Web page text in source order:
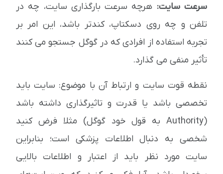
سرعت سایت: هرچه سرعت بارگذاری سایت، چه در
تلفن و چه روی دسکتاپ، کندتر باشد، این امر بر
تجربه استفاده از افرادی که در گوگل جستجو می کنند
تأثیر منفی می گذارد.
نقطه قوت سایت و ارتباط آن با موضوع: سایت باید
تخصصی باشد یا قدرت و تاثیرگذاری داشته باشد
(Authority به قول خود گوگل) مثلا فرض کنید
شخصی به دنبال اطلاعات پزشکی است؛ بنابراین
سایت مورد نظر باید از اعتبار و اطلاعات بالایی